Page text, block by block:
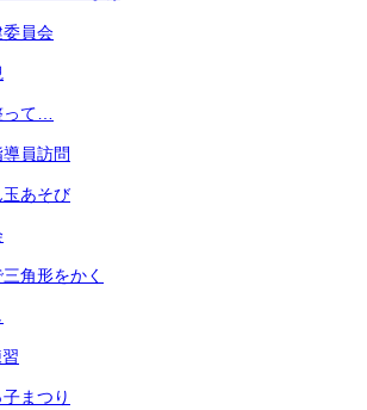
員会
て…
員訪問
あそび
角形をかく
まつり